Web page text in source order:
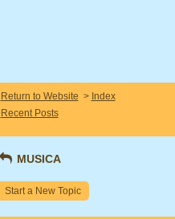
Return to Website > Index
Recent Posts
MUSICA
Start a New Topic